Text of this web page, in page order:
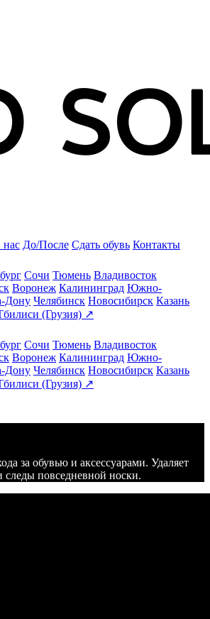
До/После Сдать обувь Контакты
Сочи Тюмень Владивосток
Воронеж Калининград Южно-
Дону Челябинск Новосибирск Казань
(Грузия) ↗
Сочи Тюмень Владивосток
Воронеж Калининград Южно-
Дону Челябинск Новосибирск Казань
(Грузия) ↗
за обувью и аксессуарами. Удаляет
следы повседневной носки.